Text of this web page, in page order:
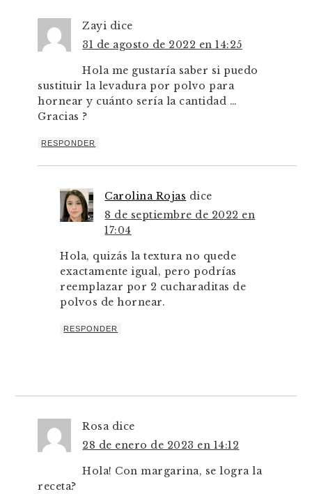
Zayi dice
31 de agosto de 2022 en 14:25
Hola me gustaría saber si puedo
sustituir la levadura por polvo para
hornear y cuánto sería la cantidad …
Gracias ?
RESPONDER
Carolina Rojas dice
8 de septiembre de 2022 en
17:04
Hola, quizás la textura no quede
exactamente igual, pero podrías
reemplazar por 2 cucharaditas de
polvos de hornear.
RESPONDER
Rosa dice
28 de enero de 2023 en 14:12
Hola! Con margarina, se logra la
receta?